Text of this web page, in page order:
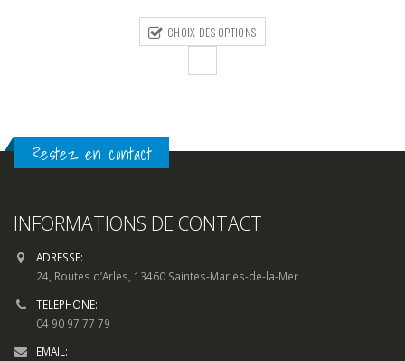
CHOIX DES OPTIONS
Restez en contact
INFORMATIONS DE CONTACT
ADRESSE:
24, Routes d’Arles, 13460 Saintes-Maries-de-la-Mer
TELEPHONE:
04 90 97 77 79
EMAIL: